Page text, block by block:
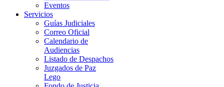
Eventos
Servicios
Guías Judiciales
Correo Oficial
Calendario de
Audiencias
Listado de Despachos
Juzgados de Paz
Lego